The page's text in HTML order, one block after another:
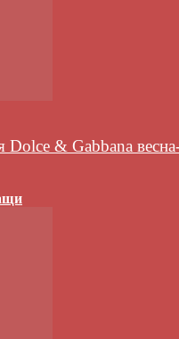
Dolce & Gabbana